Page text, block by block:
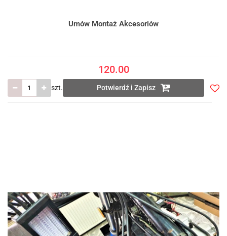
Umów Montaż Akcesoriów
120.00
szt. Potwierdź i Zapisz